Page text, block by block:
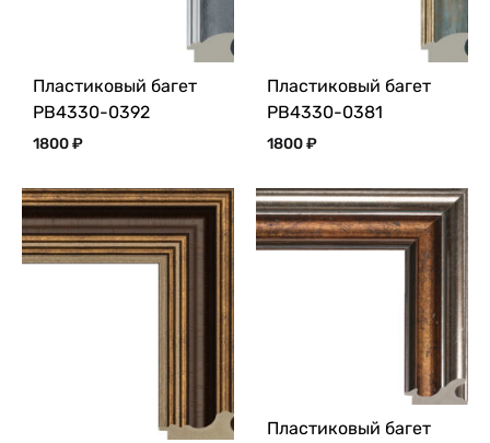
Пластиковый багет
PB4330-0392
1800₽
Пластиковый багет
PB4330-0381
1800₽
Пластиковый багет